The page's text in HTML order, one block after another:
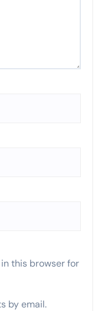
this browser for
by email.